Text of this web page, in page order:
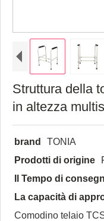
Struttura della
in altezza
brand
TONIA
Prodotti di origine
Il Tempo di
La capacità di
Comodino telaio